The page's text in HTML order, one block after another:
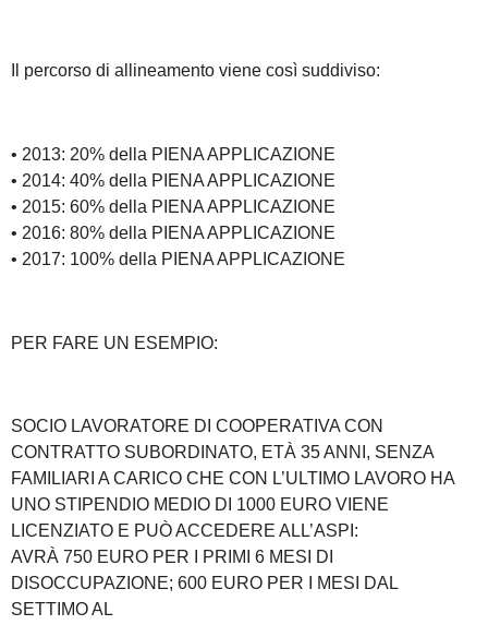
Il percorso di allineamento viene così suddiviso:
• 2013: 20% della PIENA APPLICAZIONE
• 2014: 40% della PIENA APPLICAZIONE
• 2015: 60% della PIENA APPLICAZIONE
• 2016: 80% della PIENA APPLICAZIONE
• 2017: 100% della PIENA APPLICAZIONE
PER FARE UN ESEMPIO:
SOCIO LAVORATORE DI COOPERATIVA CON
CONTRATTO SUBORDINATO, ETÀ 35 ANNI, SENZA
FAMILIARI A CARICO CHE CON L’ULTIMO LAVORO HA
UNO STIPENDIO MEDIO DI 1000 EURO VIENE
LICENZIATO E PUÒ ACCEDERE ALL’ASPI:
AVRÀ 750 EURO PER I PRIMI 6 MESI DI
DISOCCUPAZIONE; 600 EURO PER I MESI DAL
SETTIMO AL